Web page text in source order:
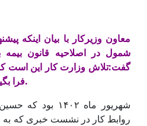
معاون وزیرکار با بیان اینکه
شمول در اصلاحیه قانون بیمه
گفت:تلاش وزارت کار این است
فرا بگیرند و به محیط کار برگردند.
شهریور ماه
روابط کار در نشست خبری که به